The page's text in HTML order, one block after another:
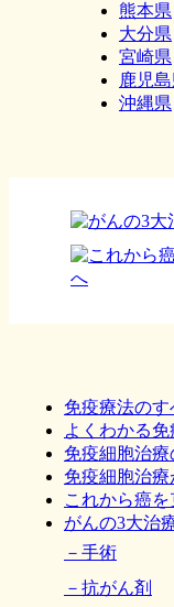
熊本県
大分県
宮崎県
鹿児
沖縄県
免疫療法のす
よくわかる
免疫細胞治
免疫細胞治
これから癌
がんの3大治
手術
抗がん剤